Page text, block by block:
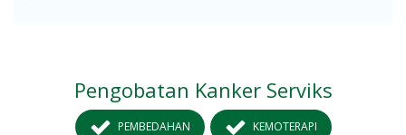
Pengobatan Kanker Serviks
PEMBEDAHAN KEMOTERAPI